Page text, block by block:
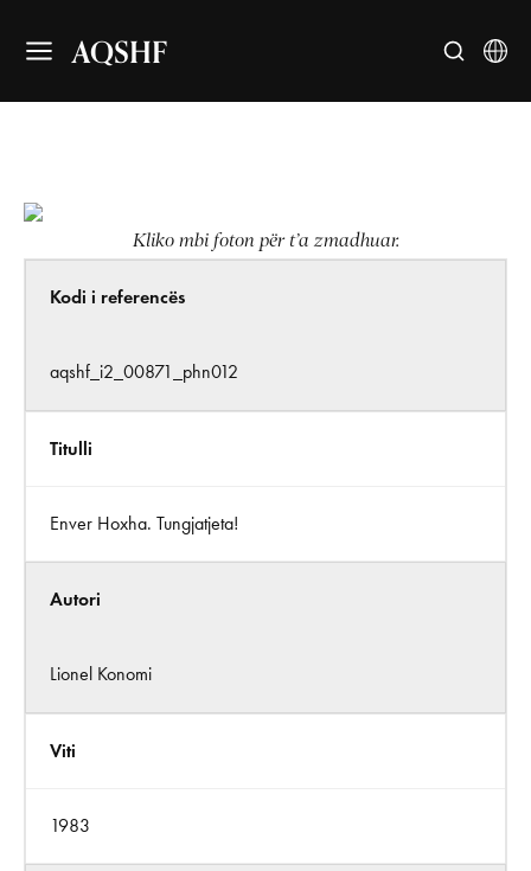
AQSHF
Kliko mbi foton për t’a zmadhuar.
Kodi i referencës
aqshf_i2_00871_phn012
Titulli
Enver Hoxha. Tungjatjeta!
Autori
Lionel Konomi
Viti
1983